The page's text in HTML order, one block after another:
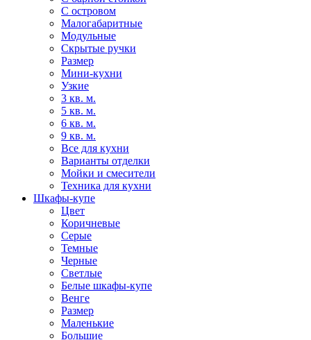
С островом
Малогабаритные
Модульные
Скрытые ручки
Размер
Мини-кухни
Узкие
3 кв. м.
5 кв. м.
6 кв. м.
9 кв. м.
Все для кухни
Варианты отделки
Мойки и смесители
Техника для кухни
Шкафы-купе
Цвет
Коричневые
Серые
Темные
Черные
Светлые
Белые шкафы-купе
Венге
Размер
Маленькие
Большие